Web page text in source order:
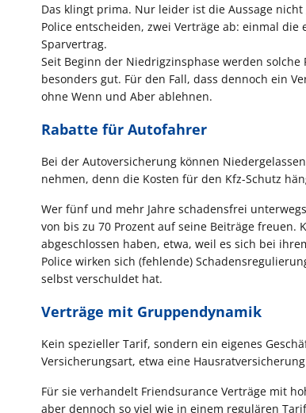
Das klingt prima. Nur leider ist die Aussage
Police entscheiden, zwei Verträge ab: einmal
Sparvertrag.
Seit Beginn der Niedrigzinsphase werden
besonders gut. Für den Fall, dass dennoch ein
ohne Wenn und Aber ablehnen.
Rabatte für Autofahrer
Bei der Autoversicherung können
nehmen, denn die Kosten für den Kfz-Schutz
Wer fünf und mehr Jahre schadensfrei
von bis zu 70 Prozent auf seine Beiträge freuen.
abgeschlossen haben, etwa, weil es sich bei
Police wirken sich (fehlende)
selbst verschuldet hat.
Verträge mit Gruppendynamik
Kein spezieller Tarif, sondern ein eigenes
Versicherungsart, etwa eine
Für sie verhandelt Friendsurance Verträge mit
aber dennoch so viel wie in einem regulären